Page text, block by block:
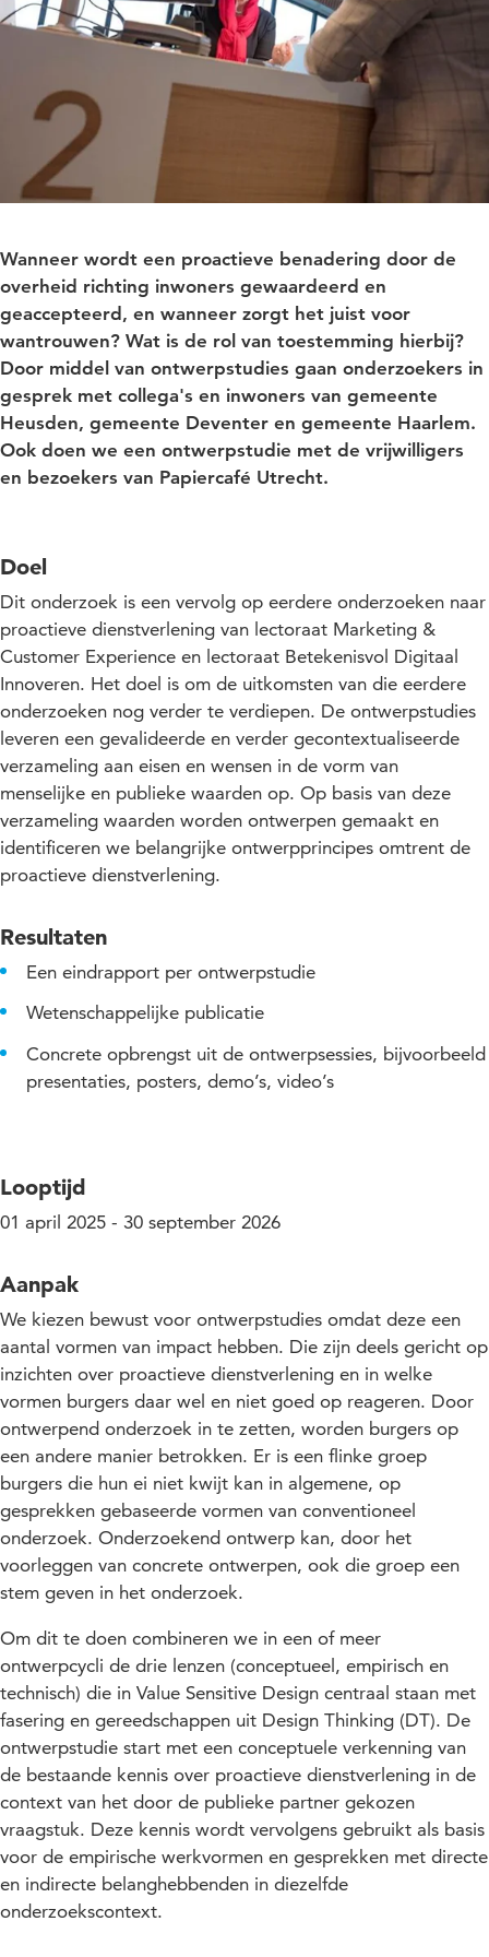
Wanneer wordt een proactieve benadering door de
overheid richting inwoners gewaardeerd en
geaccepteerd, en wanneer zorgt het juist voor
wantrouwen? Wat is de rol van toestemming hierbij?
Door middel van ontwerpstudies gaan onderzoekers in
gesprek met collega's en inwoners van gemeente
Heusden, gemeente Deventer en gemeente Haarlem.
Ook doen we een ontwerpstudie met de vrijwilligers
en bezoekers van Papiercafé Utrecht.
Doel
Dit onderzoek is een vervolg op eerdere onderzoeken naar
proactieve dienstverlening van lectoraat Marketing &
Customer Experience en lectoraat Betekenisvol Digitaal
Innoveren. Het doel is om de uitkomsten van die eerdere
onderzoeken nog verder te verdiepen. De ontwerpstudies
leveren een gevalideerde en verder gecontextualiseerde
verzameling aan eisen en wensen in de vorm van
menselijke en publieke waarden op. Op basis van deze
verzameling waarden worden ontwerpen gemaakt en
identificeren we belangrijke ontwerpprincipes omtrent de
proactieve dienstverlening.
Resultaten
Een eindrapport per ontwerpstudie
Wetenschappelijke publicatie
Concrete opbrengst uit de ontwerpsessies, bijvoorbeeld
presentaties, posters, demo’s, video’s
Looptijd
01 april 2025 - 30 september 2026
Aanpak
We kiezen bewust voor ontwerpstudies omdat deze een
aantal vormen van impact hebben. Die zijn deels gericht op
inzichten over proactieve dienstverlening en in welke
vormen burgers daar wel en niet goed op reageren. Door
ontwerpend onderzoek in te zetten, worden burgers op
een andere manier betrokken. Er is een flinke groep
burgers die hun ei niet kwijt kan in algemene, op
gesprekken gebaseerde vormen van conventioneel
onderzoek. Onderzoekend ontwerp kan, door het
voorleggen van concrete ontwerpen, ook die groep een
stem geven in het onderzoek.
Om dit te doen combineren we in een of meer
ontwerpcycli de drie lenzen (conceptueel, empirisch en
technisch) die in Value Sensitive Design centraal staan met
fasering en gereedschappen uit Design Thinking (DT). De
ontwerpstudie start met een conceptuele verkenning van
de bestaande kennis over proactieve dienstverlening in de
context van het door de publieke partner gekozen
vraagstuk. Deze kennis wordt vervolgens gebruikt als basis
voor de empirische werkvormen en gesprekken met directe
en indirecte belanghebbenden in diezelfde
onderzoekscontext.